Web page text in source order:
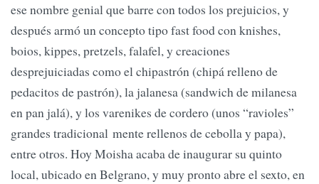
ese nombre genial que barre con todos los prejuicios, y
después armó un concepto tipo fast food con knishes,
boios, kippes, pretzels, falafel, y creaciones
desprejuiciadas como el chipastrón (chipá relleno de
pedacitos de pastrón), la jalanesa (sandwich de milanesa
en pan jalá), y los varenikes de cordero (unos “ravioles”
grandes tradicional mente rellenos de cebolla y papa),
entre otros. Hoy Moisha acaba de inaugurar su quinto
local, ubicado en Belgrano, y muy pronto abre el sexto, en